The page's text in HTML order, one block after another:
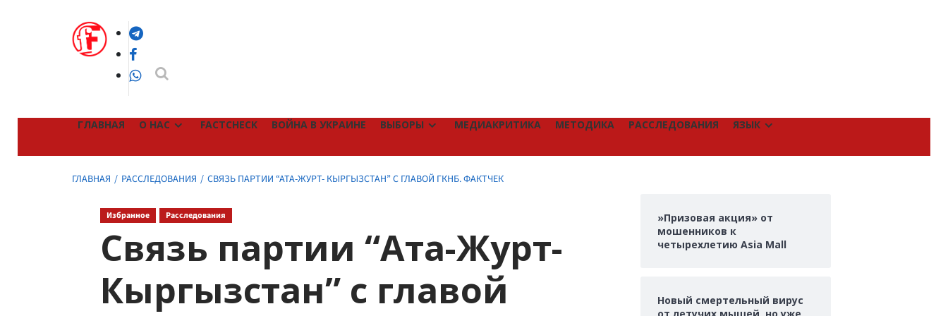
содержимому
Telegram
Facebook
WhatsApp
ГЛАВНАЯ О НАС FACTCHECK ВОЙНА В УКРАИНЕ ВЫБОРЫ МЕДИАКРИТИКА МЕТОДИКА РАССЛЕДОВАНИЯ ЯЗЫК
ГЛАВНАЯ РАССЛЕДОВАНИЯ СВЯЗЬ ПАРТИИ “АТА-ЖУРТ- КЫРГЫЗСТАН” С ГЛАВОЙ ГКНБ. ФАКТЧЕК
Избранное Расследования
Связь партии “Ата-Журт-
Кыргызстан” с главой
»Призовая акция» от
мошенников к
четырехлетию Asia Mall
Новый смертельный вирус